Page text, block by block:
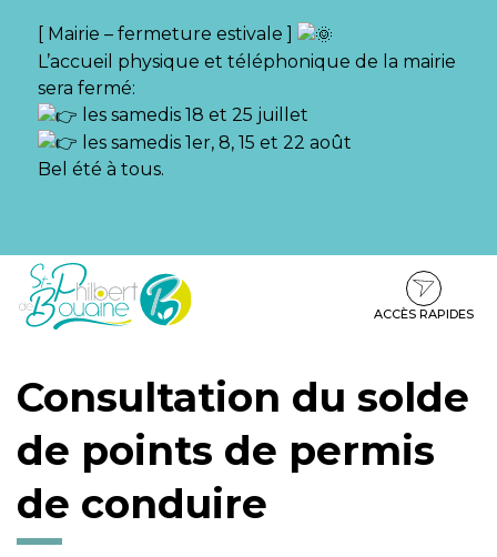
[ Mairie – fermeture estivale ]
L’accueil physique et téléphonique de la mairie
sera fermé:
les samedis 18 et 25 juillet
les samedis 1er, 8, 15 et 22 août
Bel été à tous.
Aller
Aller
contenu
Aller
pied
ACCÈS RAPIDES
Consultation du solde
de points de permis
de conduire